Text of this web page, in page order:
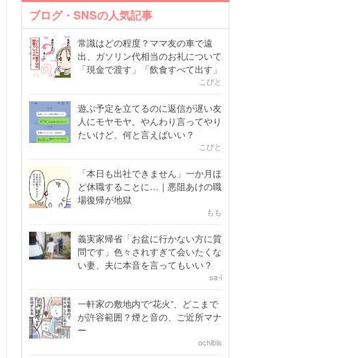
ブログ・SNSの人気記事
常識はどの程度？ママ友の車で遠
出、ガソリン代相当のお礼について
「現金で渡す」「飲食すべて出す」
こびと
遊ぶ予定を立てるのに返信が遅い友
人にモヤモヤ。やんわり言ってやり
たいけど、何と言えばいい？
こびと
「本日も出社できません」一か月ほ
ど休職することに…｜悪阻あけの職
場復帰が地獄
もも
義実家帰省「お盆に行かない方に質
問です」色々されすぎて会いたくな
い妻、夫に本音を言ってもいい？
sa-i
一軒家の敷地内で“花火”、どこまで
が許容範囲？煙と音の、ご近所マナ
ー
ochibis